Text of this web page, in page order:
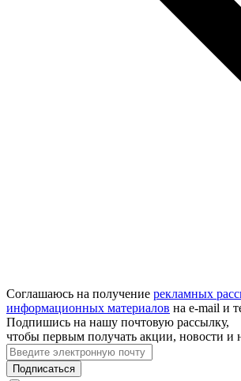
Соглашаюсь на получение рекламных
информационных материалов на e‑mail и
Подпишись на нашу почтовую рассылку,
чтобы первым получать акции, новости и
Подписаться